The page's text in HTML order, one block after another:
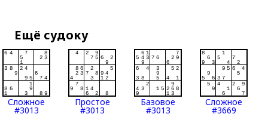
Ещё судоку
Сложное
#3013
Простое
#3013
Базовое
#3013
Сложное
#3669